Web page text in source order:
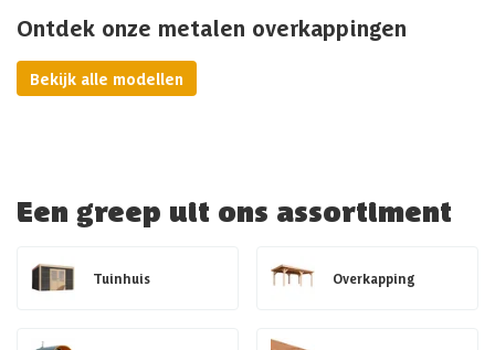
Ontdek onze metalen overkappingen
Bekijk alle modellen
Een greep uit ons assortiment
Tuinhuis Overkapping